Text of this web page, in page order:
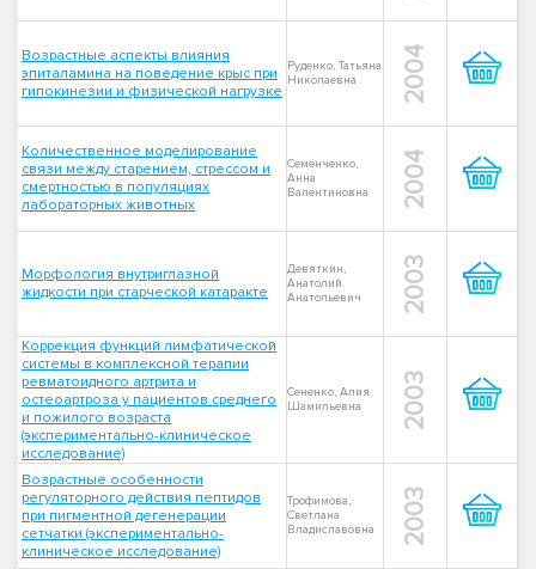
Возрастные аспекты влияния
эпиталамина на поведение крыс при
гипокинезии и физической нагрузке
Руденко, Татьяна
Николаевна
2004
Количественное моделирование
связи между старением, стрессом и
смертностью в популяциях
лабораторных животных
Семенченко,
Анна
Валентиновна
2004
Морфология внутриглазной
жидкости при старческой катаракте
Девяткин,
Анатолий
Анатольевич
2003
Коррекция функций лимфатической
системы в комплексной терапии
ревматоидного артрита и
остеоартроза у пациентов среднего
и пожилого возраста
(экспериментально-клиническое
исследование)
Сененко, Алия
Шамильевна
2003
Возрастные особенности
регуляторного действия пептидов
при пигментной дегенерации
сетчатки (экспериментально-
клиническое исследование)
Трофимова,
Светлана
Владиславовна
2003